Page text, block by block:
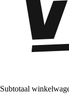
Subtotaal